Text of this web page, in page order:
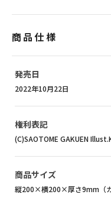
商品仕様
発売日
2022年10月22日
権利表記
(C)SAOTOME GAKUEN
商品サイズ
縦200×横200×厚さ9mm（